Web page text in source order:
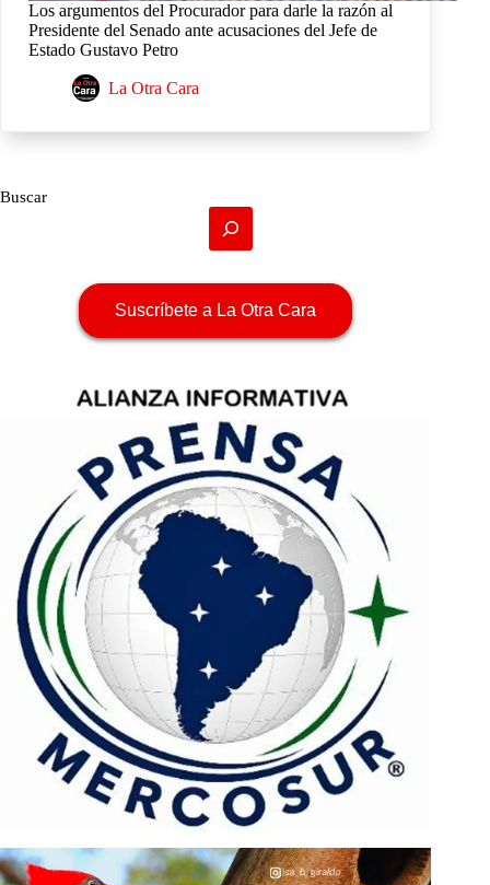
Los argumentos del Procurador para darle la razón al
Presidente del Senado ante acusaciones del Jefe de
Estado Gustavo Petro
La Otra Cara
Buscar
Suscríbete a La Otra Cara